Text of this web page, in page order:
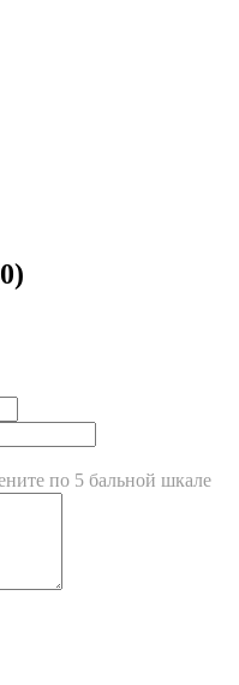
по 5 бальной шкале